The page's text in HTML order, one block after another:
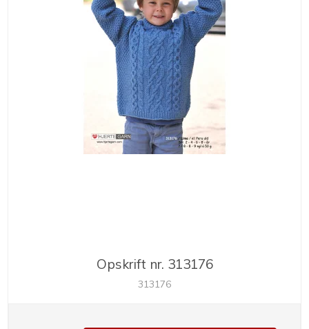
Opskrift nr. 313176
313176